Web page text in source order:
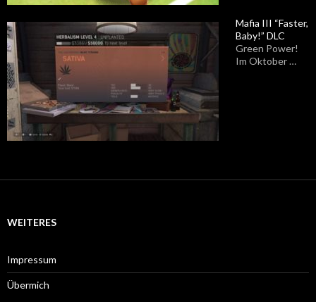
Mafia III “Faster,
Baby!” DLC
Green Power!
Im Oktober …
WEITERES
Impressum
Übermich